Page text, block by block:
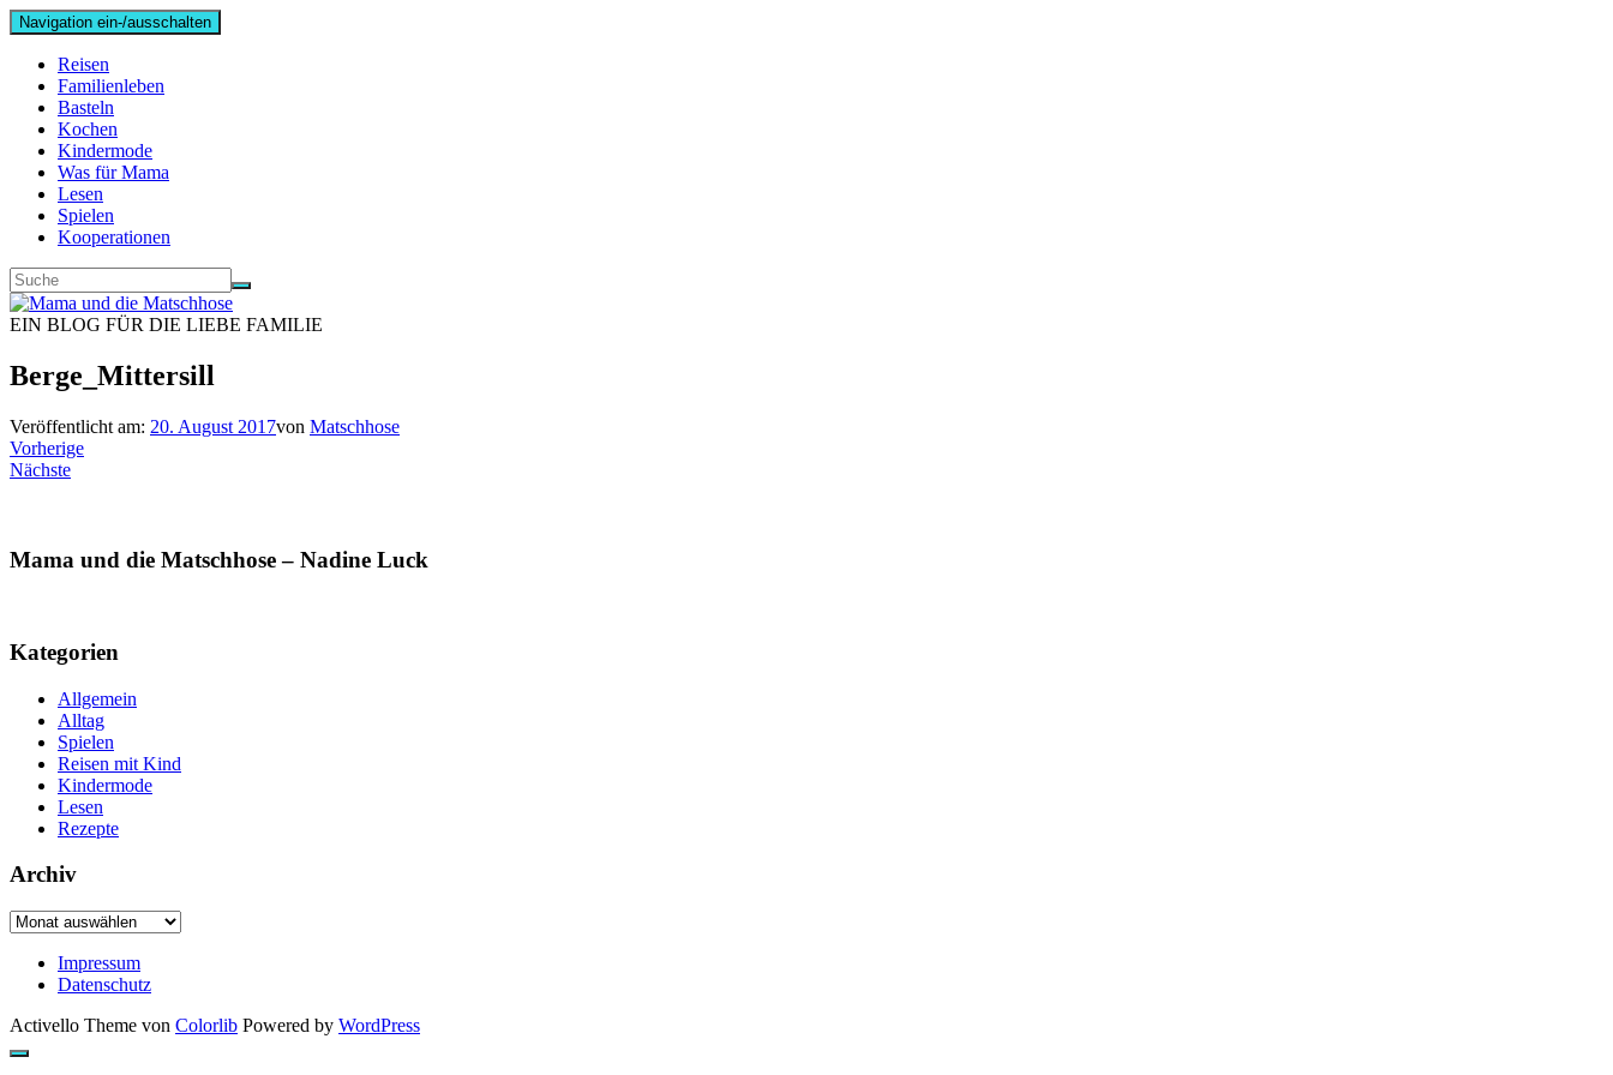
Navigation ein-/ausschalten
Reisen
Familienleben
Basteln
Kochen
Kindermode
Was für Mama
Lesen
Spielen
Kooperationen
EIN BLOG FÜR DIE LIEBE FAMILIE
Berge_Mittersill
Veröffentlicht am: 20. August 2017von Matschhose
Vorherige
Nächste
Mama und die Matschhose – Nadine Luck
Kategorien
Allgemein
Alltag
Spielen
Reisen mit Kind
Kindermode
Lesen
Rezepte
Archiv
Archiv
Impressum
Datenschutz
Activello Theme von Colorlib Powered by WordPress